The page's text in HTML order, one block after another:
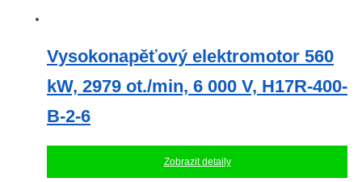
Vysokonapěťový elektromotor 560
kW, 2979 ot./min, 6 000 V, H17R-400-
B-2-6
Zobrazit detaily